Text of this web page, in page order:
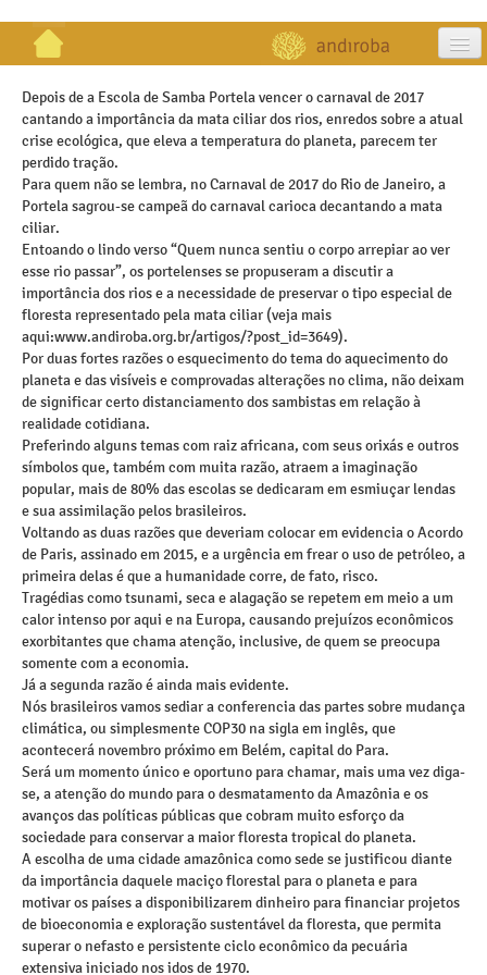
artigos
projetos
publicações
galeria
contato
Depois de a Escola de Samba Portela vencer o carnaval de 2017
cantando a importância da mata ciliar dos rios, enredos sobre a atual
crise ecológica, que eleva a temperatura do planeta, parecem ter
perdido tração.
Para quem não se lembra, no Carnaval de 2017 do Rio de Janeiro, a
Portela sagrou-se campeã do carnaval carioca decantando a mata
ciliar.
Entoando o lindo verso “Quem nunca sentiu o corpo arrepiar ao ver
esse rio passar”, os portelenses se propuseram a discutir a
importância dos rios e a necessidade de preservar o tipo especial de
floresta representado pela mata ciliar (veja mais
aqui:www.andiroba.org.br/artigos/?post_id=3649).
Por duas fortes razões o esquecimento do tema do aquecimento do
planeta e das visíveis e comprovadas alterações no clima, não deixam
de significar certo distanciamento dos sambistas em relação à
realidade cotidiana.
Preferindo alguns temas com raiz africana, com seus orixás e outros
símbolos que, também com muita razão, atraem a imaginação
popular, mais de 80% das escolas se dedicaram em esmiuçar lendas
e sua assimilação pelos brasileiros.
Voltando as duas razões que deveriam colocar em evidencia o Acordo
de Paris, assinado em 2015, e a urgência em frear o uso de petróleo, a
primeira delas é que a humanidade corre, de fato, risco.
Tragédias como tsunami, seca e alagação se repetem em meio a um
calor intenso por aqui e na Europa, causando prejuízos econômicos
exorbitantes que chama atenção, inclusive, de quem se preocupa
somente com a economia.
Já a segunda razão é ainda mais evidente.
Nós brasileiros vamos sediar a conferencia das partes sobre mudança
climática, ou simplesmente COP30 na sigla em inglês, que
acontecerá novembro próximo em Belém, capital do Para.
Será um momento único e oportuno para chamar, mais uma vez diga-
se, a atenção do mundo para o desmatamento da Amazônia e os
avanços das políticas públicas que cobram muito esforço da
sociedade para conservar a maior floresta tropical do planeta.
A escolha de uma cidade amazônica como sede se justificou diante
da importância daquele maciço florestal para o planeta e para
motivar os países a disponibilizarem dinheiro para financiar projetos
de bioeconomia e exploração sustentável da floresta, que permita
superar o nefasto e persistente ciclo econômico da pecuária
extensiva iniciado nos idos de 1970.